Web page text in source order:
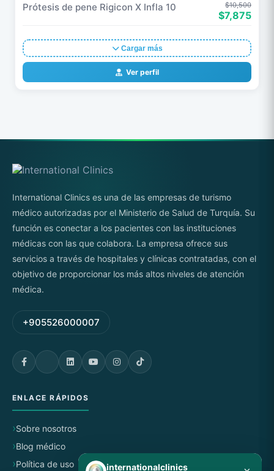
Prótesis de pene Rigicon X Infla 10 $10,500
$7,875
Cargar más
Ver perfil
internationalclinics
International Clinics es una de las empresas de turismo
médico autorizadas por el Ministerio de Salud de Turquía. Su
función es conectar a los pacientes con las instituciones
médicas con las que colabora. La empresa ofrece sus
servicios a través de hospitales y clínicas contratadas, con el
objetivo de proporcionar los más altos niveles de atención
médica.
+905526000007
ENLACE RÁPIDOS
Sobre nosotros
Blog médico
Política de uso